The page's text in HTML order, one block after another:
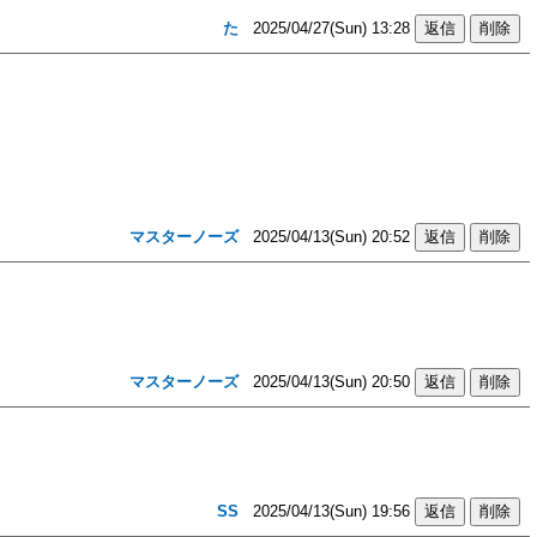
た 2025/04/27(Sun) 13:28
マスターノーズ2025/04/13(Sun) 20:52
マスターノーズ2025/04/13(Sun) 20:50
SS 2025/04/13(Sun) 19:56